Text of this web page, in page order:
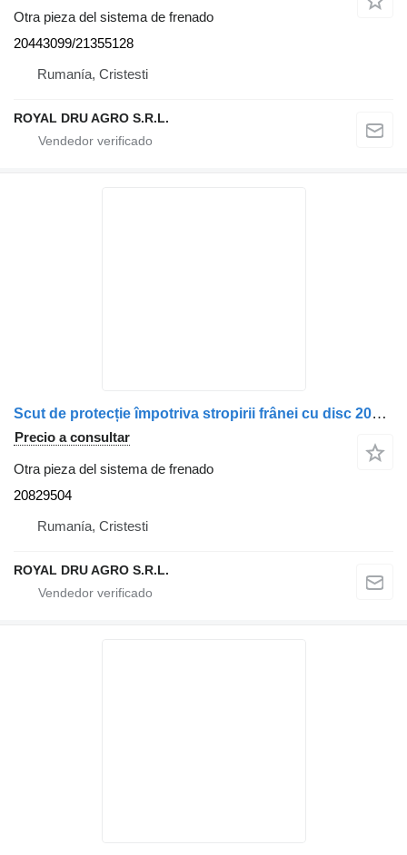
Otra pieza del sistema de frenado
20443099/21355128
Rumanía, Cristesti
ROYAL DRU AGRO S.R.L.
Scut de protecție împotriva stropirii frânei cu disc 20829504 otra pieza del sistema de frenado para Volvo camión
Precio a consultar
Otra pieza del sistema de frenado
20829504
Rumanía, Cristesti
ROYAL DRU AGRO S.R.L.